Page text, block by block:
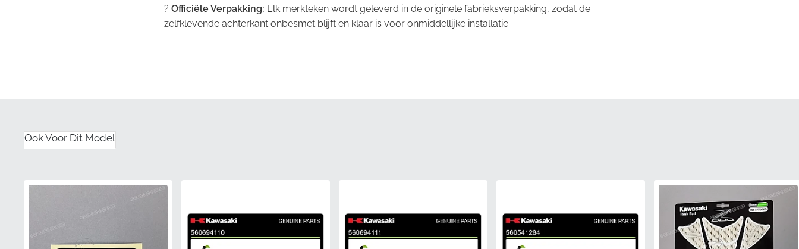
? Officiële Verpakking: Elk merkteken wordt geleverd in de originele fabrieksverpakking, zodat de
zelfklevende achterkant onbesmet blijft en klaar is voor onmiddellijke installatie.
Onderdeelnummer (MPN) 560541162
Ook Voor Dit Model